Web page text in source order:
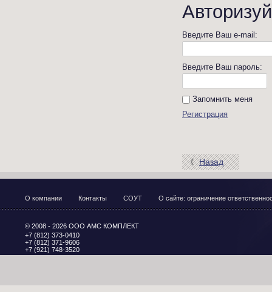
Введите Ваш e-mail:
Введите Ваш пароль:
Запомнить меня
Регистрация
Назад
О компании Контакты СОУТ О сайте: ограничение
+7 (812) 373-0410
+7 (812) 371-9606
+7 (921) 748-3520
© 2008 - 2026 ООО АМС КОМПЛЕКТ